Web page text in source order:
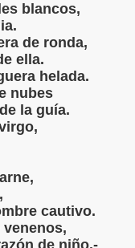
blancos,
de ronda,
ella.
helada.
nubes
la guía.
cautivo.
venenos,
de niño.-